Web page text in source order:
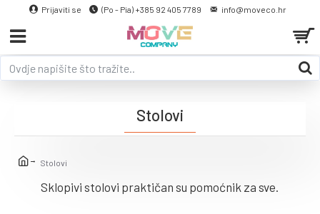
Prijaviti se (Po - Pia) +385 92 405 7789 info@moveco.hr
Stolovi
Stolovi
Sklopivi stolovi praktičan su pomoćnik za sve.